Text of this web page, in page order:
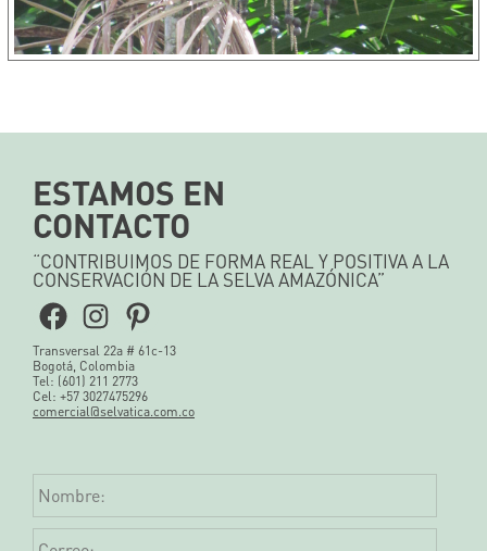
ESTAMOS EN
CONTACTO
“CONTRIBUIMOS DE FORMA REAL Y POSITIVA A LA
CONSERVACIÓN DE LA SELVA AMAZÓNICA”
Facebook
Instagram
Pinterest
Transversal 22a # 61c-13
Bogotá, Colombia
Tel: (601) 211 2773
Cel: +57 3027475296
comercial@selvatica.com.co